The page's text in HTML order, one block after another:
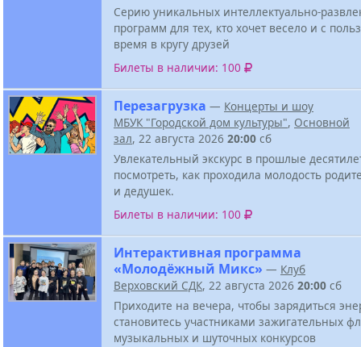
Серию уникальных интеллектуально-
программ для тех, кто хочет весело и с
время в кругу друзей
Билеты в наличии: 100
Перезагрузка — Концерты и шоу
МБУК "Городской дом культуры", Основной
зал, 22 августа 2026 20:00 сб
Увлекательный экскурс в прошлые
посмотреть, как проходила молодость
и дедушек.
Билеты в наличии: 100
Интерактивная программа
«Молодёжный Микс» — Клуб
Верховский СДК, 22 августа 2026 20:00 сб
Приходите на вечера, чтобы зарядиться
становитесь участниками зажигательных
музыкальных и шуточных конкурсов